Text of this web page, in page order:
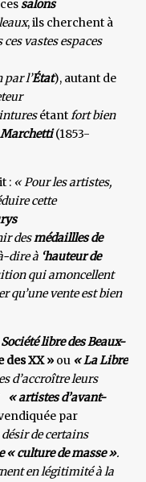
salons
, ils cherchent à
ces vastes espaces
l’État), autant de
étantfort bien
(1853-
: « Pour les artistes,
cette
desmédaillles de
dire à ‘hauteur de
qui amoncellent
qu’une vente est bien
libre des Beaux-
des XX » ou « La Libre
d’accroître leurs
«artistes d’avant-
par
désir de certains
« culture de masse ».
enlégitimité à la